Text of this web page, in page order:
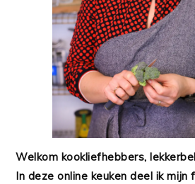
Welkom kookliefhebbers,
In deze online keuken deel ik